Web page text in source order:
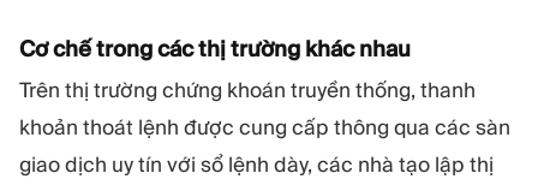
Cơ chế trong các thị trường khác nhau
Trên thị trường chứng khoán truyền thống, thanh
khoản thoát lệnh được cung cấp thông qua các sàn
giao dịch uy tín với sổ lệnh dày, các nhà tạo lập thị